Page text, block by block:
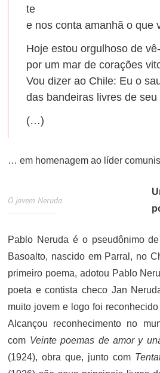
te
e nos conta amanhã o que
Hoje estou orgulhoso de
por um mar de corações
Vou dizer ao Chile: Eu o
das bandeiras livres de seu
(…)
… em homenagem ao líder
O jovem Neruda
Pablo Neruda é o pseudônimo
Basoalto, nascido em Parral, no
primeiro poema, adotou Pablo
poeta e contista checo Jan
muito jovem e logo foi
Alcançou reconhecimento no
com Veinte poemas de amor y
(1924), obra que, junto com